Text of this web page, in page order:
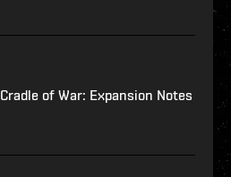
Cradle of War: Expansion Notes